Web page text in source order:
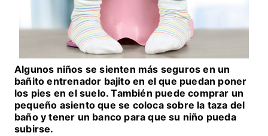
Algunos niños se sienten más seguros en un
bañito entrenador bajito en el que puedan poner
los pies en el suelo. También puede comprar un
pequeño asiento que se coloca sobre la taza del
baño y tener un banco para que su niño pueda
subirse.